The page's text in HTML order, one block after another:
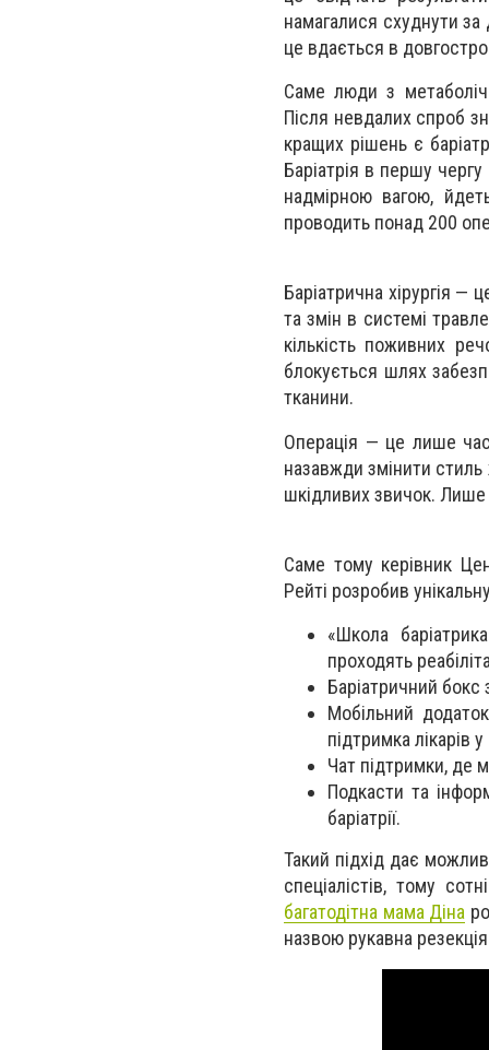
намагалися схуднути
це вдається в
Саме люди з
Після невдалих спроб
кращих рішень є
Баріатрія в першу
надмірною вагою,
проводить понад 200
Баріатрична хірургія
та змін в системі
кількість поживних
блокується шлях
тканини.
Операція — це лише
назавжди змінити
шкідливих звичок. Лише
Саме тому керівник
Рейті розробив
«Школа
проходять
Баріатричний
Мобільний
підтримка лікарів
Чат підтримки, де
Подкасти та
баріатрії.
Такий підхід дає
спеціалістів, тому
багатодітна мама Діна
назвою рукавна